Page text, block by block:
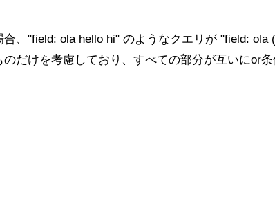
、"field: ola hello hi" のようなクエリが "field:
だけを考慮しており、すべての部分が互いにor